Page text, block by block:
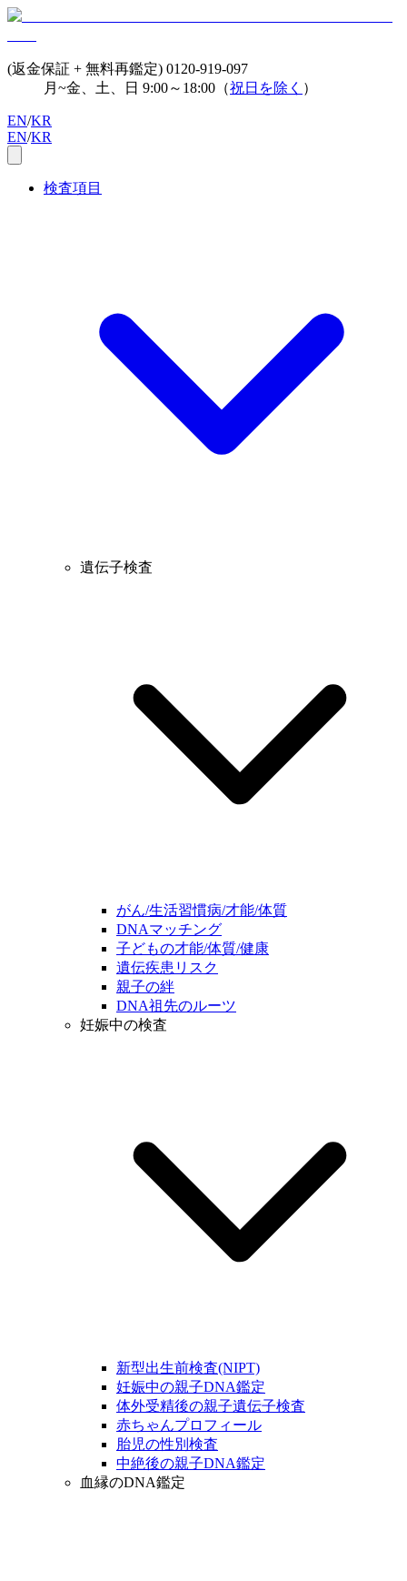
(返金保証 + 無料再鑑定) 0120-919-097
月~金、土、日 9:00～18:00（祝日を除く ）
EN/KR
EN/KR
検査項目
遺伝子検査
がん/生活習慣病/才能/体質
DNAマッチング
子どもの才能/体質/健康
遺伝疾患リスク
親子の絆
DNA祖先のルーツ
妊娠中の検査
新型出生前検査(NIPT)
妊娠中の親子DNA鑑定
体外受精後の親子遺伝子検査
赤ちゃんプロフィール
胎児の性別検査
中絶後の親子DNA鑑定
血縁のDNA鑑定